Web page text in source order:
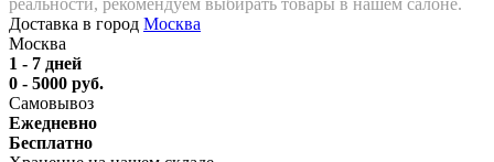
Доставка в город Москва
Москва
1 - 7 дней
0 - 5000 руб.
Самовывоз
Ежедневно
Бесплатно